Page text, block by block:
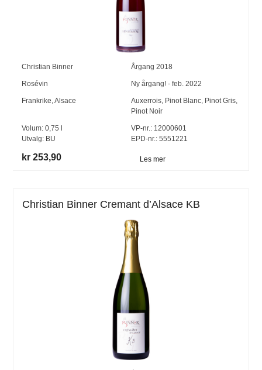
Christian Binner Årgang 2018
Rosévin Ny årgang! - feb. 2022
Frankrike,Alsace Auxerrois, Pinot Blanc, Pinot Gris,
Pinot Noir
Volum:0,75
Utvalg: BU
VP-nr.:12000601
EPD-nr.: 5551221
kr 253,90 Les mer
Christian Binner Cremant d’Alsace KB